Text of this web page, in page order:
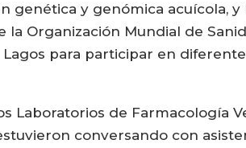
genética y genómica acuícola, y
Organización Mundial de
para participar en
Laboratorios de Farmacología
conversando con